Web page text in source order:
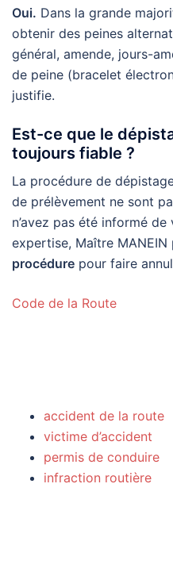
Oui. Dans la grande
obtenir des peines
général, amende, jours-
de peine (bracelet
justifie.
Est-ce que le
toujours fiable ?
La procédure de
de prélèvement ne sont
n’avez pas été informé
expertise, Maître MANEIN
procédure pour faire
Code de la Route
accident de la route
victime d’accident
permis de conduire
infraction routière